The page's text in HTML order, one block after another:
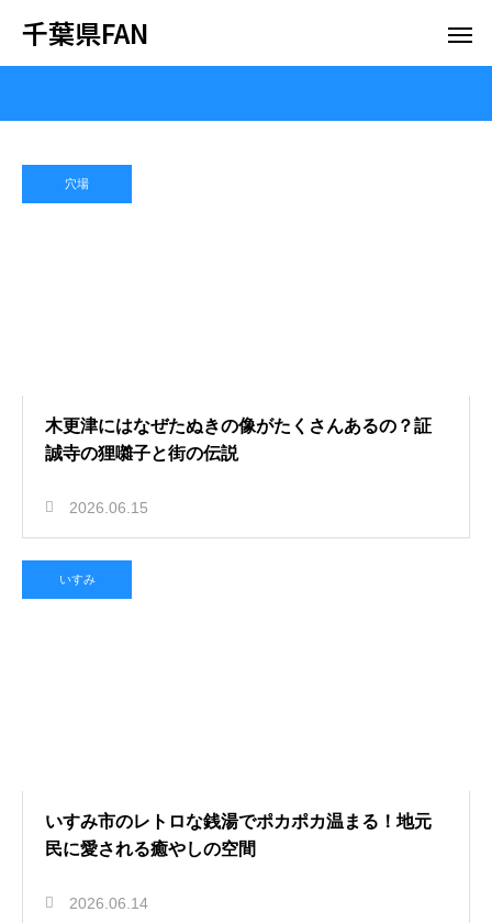
千葉県FAN
穴場
木更津にはなぜたぬきの像がたくさんあるの？証
誠寺の狸囃子と街の伝説
2026.06.15
いすみ
いすみ市のレトロな銭湯でポカポカ温まる！地元
民に愛される癒やしの空間
2026.06.14